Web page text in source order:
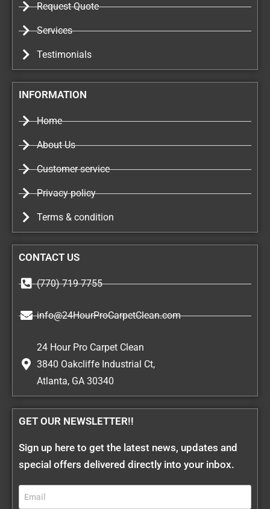
Request Quote
Services
Testimonials
INFORMATION
Home
About Us
Customer service
Privacy policy
Terms & condition
CONTACT US
(770) 719-7755
info@24HourProCarpetClean.com
24 Hour Pro Carpet Clean
3840 Oakcliffe Industrial Ct,
Atlanta, GA 30340
GET OUR NEWSLETTER!!
Sign up here to get the latest news, updates and
special offers delivered directly into your inbox.